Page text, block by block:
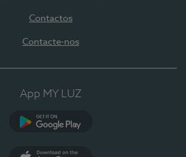
Contactos
Contacte-nos
App MY LUZ